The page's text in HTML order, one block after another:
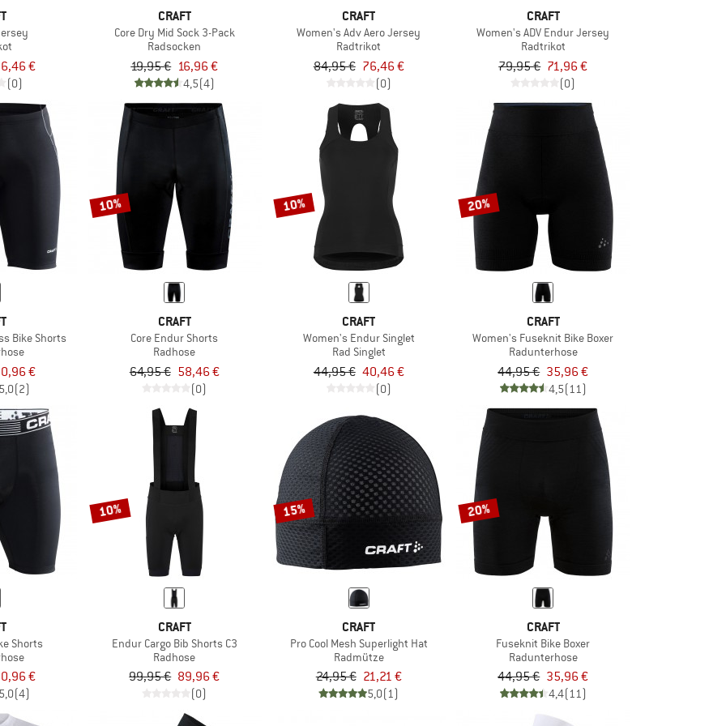
€
(0)
CRAFT
Core Dry Mid Sock 3-Pack
Radsocken
19,95 € 16,96 €
4,5(4)
CRAFT
Women's Adv Aero Jersey
Radtrikot
84,95 € 76,46 €
(0)
CRAFT
Women's ADV Endur Jersey
Radtrikot
79,95 € 71,96 €
(0)
Bike Shorts
€
(2)
10%
CRAFT
Core Endur Shorts
Radhose
64,95 € 58,46 €
(0)
10%
CRAFT
Women's Endur Singlet
Rad Singlet
44,95 € 40,46 €
(0)
20%
CRAFT
Women's Fuseknit Bike Boxer
Radunterhose
44,95 € 35,96 €
4,5(11)
Shorts
€
(4)
10%
CRAFT
Endur Cargo Bib Shorts C3
Radhose
99,95 € 89,96 €
(0)
15%
CRAFT
Pro Cool Mesh Superlight Hat
Radmütze
24,95 € 21,21 €
5,0(1)
20%
CRAFT
Fuseknit Bike Boxer
Radunterhose
44,95 € 35,96 €
4,4(11)